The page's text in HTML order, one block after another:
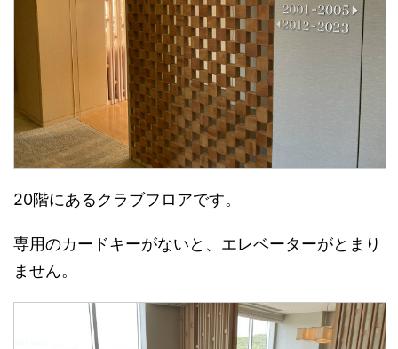
20階にあるクラブフロアです。
専用のカードキーがないと、エレベーターがとまり
ません。